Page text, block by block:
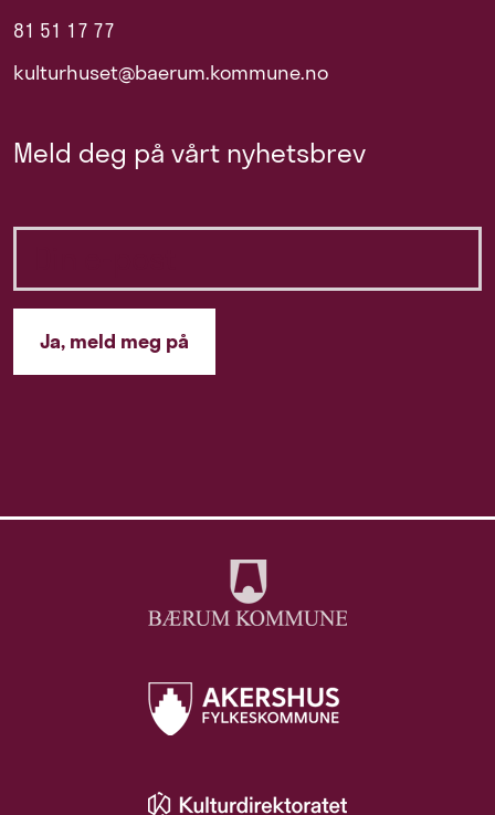
81 51 17 77
kulturhuset@baerum.kommune.no
Meld deg på vårt nyhetsbrev